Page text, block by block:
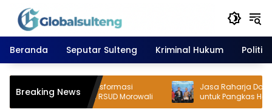
Langsung
konten
Beranda
Seputar Sulteng Kriminal Hukum Politik
Breaking News
Iksan Dorong Transformasi
Kesehatan di RSUD Morowali
Jasa Raharja Dorong
untuk Pangkas
Korban Kecelakaan